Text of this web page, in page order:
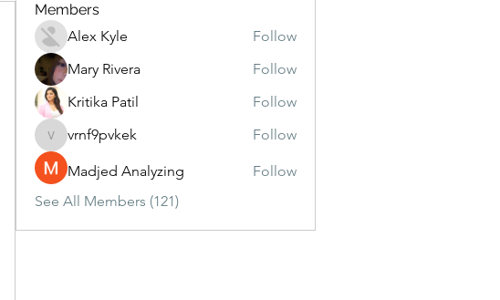
Members
Alex Kyle
Follow
Mary Rivera
Follow
Kritika Patil
Follow
vrnf9pvkek
vrnf9pvkek Follow
Madjed Analyzing
Follow
See All Members (121)